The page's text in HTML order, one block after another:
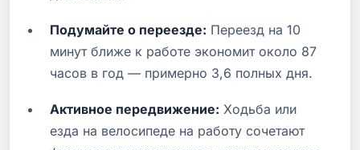
Подумайте о переезде: Переезд на 10
минут ближе к работе экономит около 87
часов в год — примерно 3,6 полных дня.
Активное передвижение: Ходьба или
езда на велосипеде на работу сочетают